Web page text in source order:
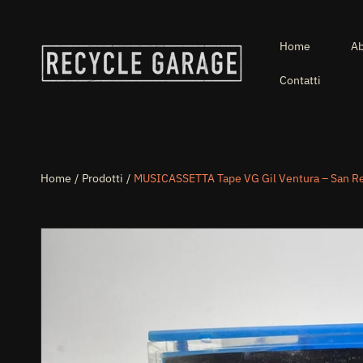
Home
Contatti
Home Prodotti MUSICASSETTA Tape VG Gil Ventura – San